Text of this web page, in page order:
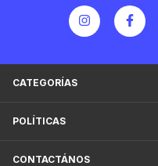
CATEGORÍAS
POLÍTICAS
CONTACTÁNOS